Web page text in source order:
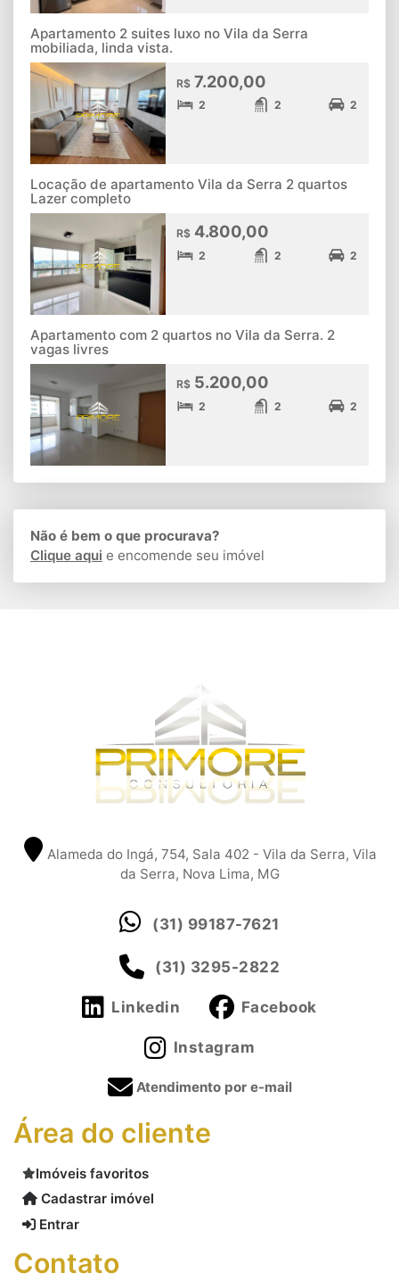
Apartamento 2 suites luxo no Vila da Serra
mobiliada, linda vista.
R$ 7.200,00
2 2 2
Locação de apartamento Vila da Serra 2 quartos
Lazer completo
R$ 4.800,00
2 2 2
Apartamento com 2 quartos no Vila da Serra. 2
vagas livres
R$ 5.200,00
2 2 2
Não é bem o que procurava?
Clique aqui e encomende seu imóvel
Alameda do Ingá, 754, Sala 402 - Vila da Serra, Vila
da Serra, Nova Lima, MG
(31) 99187-7621
(31) 3295-2822
Linkedin Facebook
Instagram
Atendimento por e-mail
Área do cliente
Imóveis favoritos
Cadastrar imóvel
Entrar
Contato